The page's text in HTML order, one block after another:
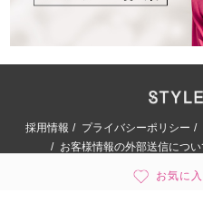
お気に
採用情報 プライバシーポリシー
お客様情報の外部送信につい